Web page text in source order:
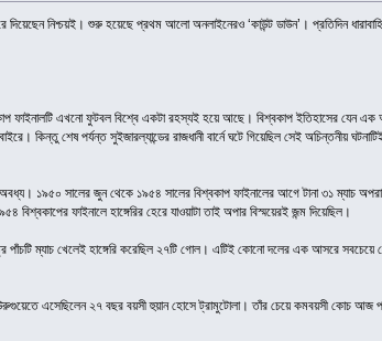
নিশ্চয়ই। শুরু হয়েছে প্রথম আলো অনলাইনেরও ‘কাউন্ট ডাউন’। প্রতিদিন
ফাইনালটি এখনো ফুটবল বিশ্বে একটা রহস্যই হয়ে আছে। বিশ্বকাপ ইতিহাসের যেন
কিন্তু শেষ পর্যন্ত সুইজারল্যান্ডের রাজধানী বার্নে ঘটে গিয়েছিল সেই অচিন্তনীয়
১৯৫০ সালের জুন থেকে ১৯৫৪ সালের বিশ্বকাপ ফাইনালের আগে টানা ৩১ ম্যাচ
বিশ্বকাপের ফাইনালে হাঙ্গেরির হেরে যাওয়াটা তাই অপার বিস্ময়েরই জন্ম দিয়েছিল।
ম্যাচ খেলেই হাঙ্গেরি করেছিল ২৭টি গোল। এটিই কোনো দলের এক আসরে সবচেয়ে
এসেছিলেন ২৭ বছর বয়সী হুয়ান হোসে ট্রামুটোলা। তাঁর চেয়ে কমবয়সী কোচ আজ